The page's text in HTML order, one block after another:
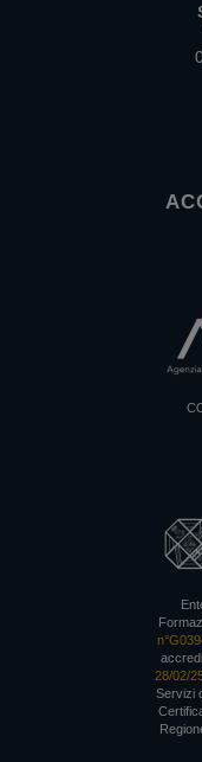
28/02/
Servizi